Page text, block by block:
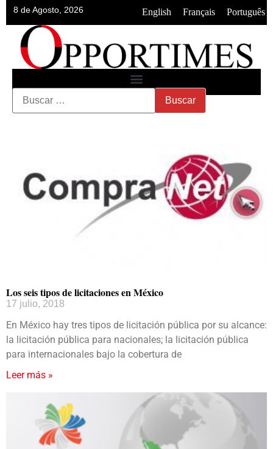
8 de Agosto, 2026 English Français Português
Los seis tipos de licitaciones en México
17 julio, 2018
En México hay tres tipos de licitación pública por su alcance:
la licitación pública para nacionales; la licitación pública
para internacionales bajo la cobertura de
Leer más »